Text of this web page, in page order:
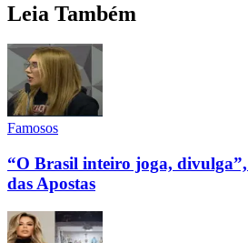
Leia Também
Famosos
“O Brasil inteiro joga,
das Apostas